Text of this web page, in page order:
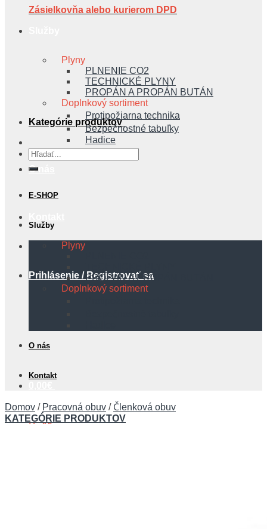
Plyny
PLNENIE CO2
TECHNICKÉ PLYNY
PROPÁN A PROPÁN BUTÁN
Doplnkový sortiment
Protipožiarna technika
Bezpečnostné tabuľky
Hadice
O nás
Prihlásenie / Registrovať sa
Košík
Zásielkovňa alebo kurierom DPD
Kategórie produktov
Hľadať:
E-SHOP
Služby
Plyny
PROPÁN A PROPÁN BUTÁN
Doplnkový sortiment
O nás
Kontakt
Domov / Pracovná obuv / Členková obuv
KATEGÓRIE PRODUKTOV